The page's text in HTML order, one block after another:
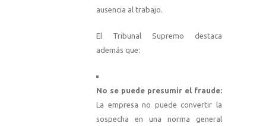
ausencia al trabajo.
El Tribunal Supremo destaca
además que:
No se puede presumir el fraude:
La empresa no puede convertir la
sospecha en una norma general